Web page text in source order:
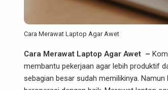
Cara Merawat Laptop Agar Awet
Cara Merawat Laptop Agar Awet –
membantu pekerjaan agar lebih produktif
sebagian besar sudah memilikinya.